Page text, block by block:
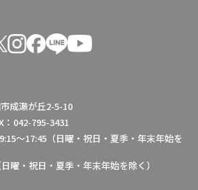
成瀬が丘2-5-10
：042-795-3431
～17:45（日曜・祝日・夏季・年末年始を
曜・祝日・夏季・年末年始を除く）